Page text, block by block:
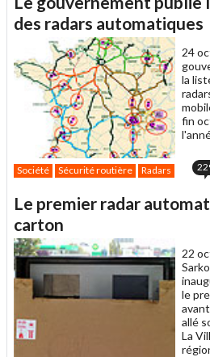
des radars automatiques
24
la
fin
Société Sécurité routière Radars
Le premier radar
carton
22
le
allé
La